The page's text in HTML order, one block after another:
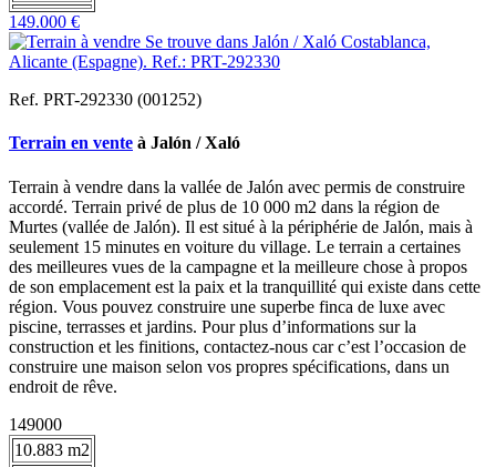
149.000 €
Ref. PRT-292330 (001252)
Terrain en vente à Jalón / Xaló
Terrain à vendre dans la vallée de Jalón avec permis de construire
accordé. Terrain privé de plus de 10 000 m2 dans la région de
Murtes (vallée de Jalón). Il est situé à la périphérie de Jalón, mais à
seulement 15 minutes en voiture du village. Le terrain a certaines
des meilleures vues de la campagne et la meilleure chose à propos
de son emplacement est la paix et la tranquillité qui existe dans cette
région. Vous pouvez construire une superbe finca de luxe avec
piscine, terrasses et jardins. Pour plus d’informations sur la
construction et les finitions, contactez-nous car c’est l’occasion de
construire une maison selon vos propres spécifications, dans un
endroit de rêve.
149000
10.883 m2